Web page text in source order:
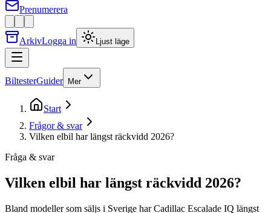
Prenumerera
ArkivLogga in Ljust läge
BiltesterGuider Mer
Start
Frågor & svar
Vilken elbil har längst räckvidd 2026?
Fråga & svar
Vilken elbil har längst räckvidd 2026?
Bland modeller som säljs i Sverige har Cadillac Escalade IQ längst